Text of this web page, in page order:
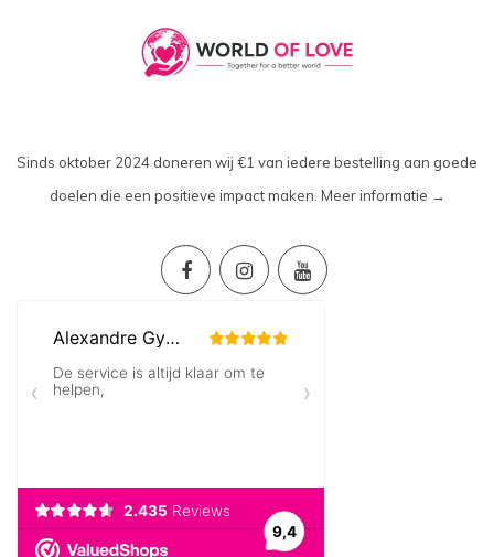
Sinds oktober 2024 doneren wij €1 van iedere bestelling aan goede
doelen die een positieve impact maken. Meer informatie →